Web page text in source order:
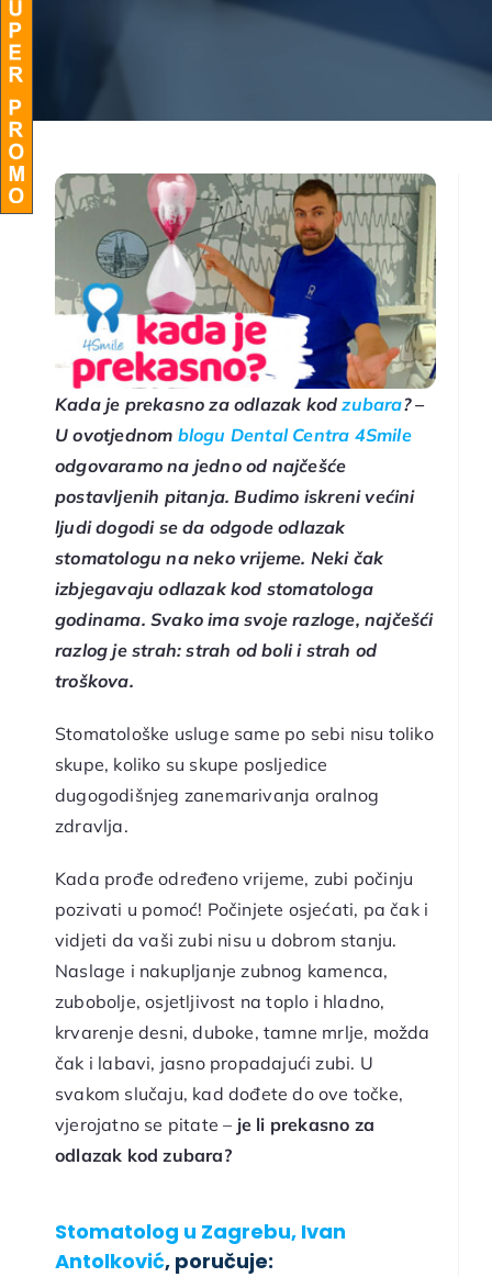
Kada je prekasno za odlazak kodzubara? –
U ovotjednom blogu Dental Centra 4Smile
odgovaramo na jedno od najčešće
postavljenih pitanja. Budimo iskreni većini
ljudi dogodi se da odgode odlazak
stomatologu na neko vrijeme. Neki čak
izbjegavaju odlazak kod stomatologa
godinama. Svako ima svoje razloge, najčešći
razlog je strah: strah od boli i strah od
troškova.
Stomatološke usluge same po sebi nisu toliko
skupe, koliko su skupe posljedice
dugogodišnjeg zanemarivanja oralnog
zdravlja.
Kada prođe određeno vrijeme, zubi počinju
pozivati u pomoć! Počinjete osjećati, pa čak i
vidjeti da vaši zubi nisu u dobrom stanju.
Naslage i nakupljanje zubnog kamenca,
zubobolje, osjetljivost na toplo i hladno,
krvarenje desni, duboke, tamne mrlje, možda
čak i labavi, jasno propadajući zubi. U
svakom slučaju, kad dođete do ove točke,
vjerojatno se pitate – je li prekasno za
odlazak kod zubara?
Stomatolog u Zagrebu, Ivan
Antolković, poručuje: